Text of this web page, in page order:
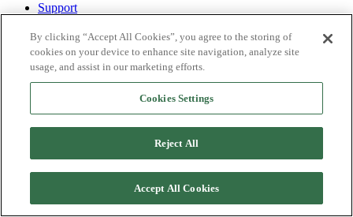
Support
Agency
2026Gyldendal
Personvernerklæringer
Informasjonskapsler
By clicking “Accept All Cookies”, you agree to the storing of
cookies on your device to enhance site navigation, analyze site
usage, and assist in our marketing efforts.
Cookies Settings
Reject All
Accept All Cookies